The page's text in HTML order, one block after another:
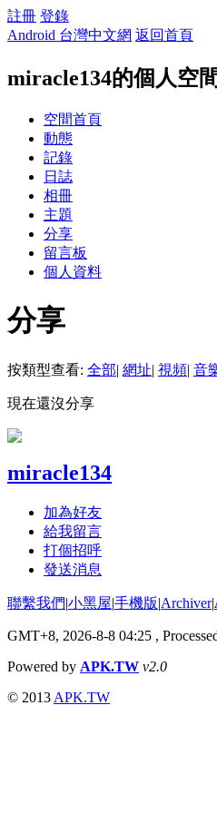
註冊 登錄
Android 台灣中文網 返回首頁
miracle134的個人空間
空間首頁
動態
記錄
日誌
相冊
主題
分享
留言板
個人資料
分享
按類型查看: 全部| 網址| 視頻| 音
現在還沒分享
miracle134
加為好友
給我留言
打個招呼
發送消息
聯繫我們|小黑屋|手機版|Archiver|
GMT+8, 2026-8-8 04:25 ,
Powered by APK.TW v2.0
© 2013 APK.TW